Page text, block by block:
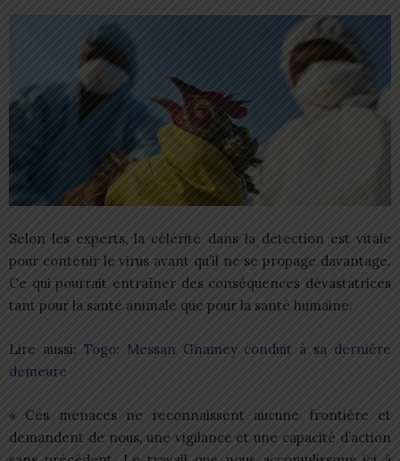
Selon les experts, la célérité dans la détection est vitale
pour contenir le virus avant qu’il ne se propage davantage.
Ce qui pourrait entraîner des conséquences dévastatrices
tant pour la santé animale que pour la santé humaine.
Lire aussi: Togo: Messan Gnamey conduit à sa dernière
demeure
« Ces menaces ne reconnaissent aucune frontière et
demandent de nous, une vigilance et une capacité d’action